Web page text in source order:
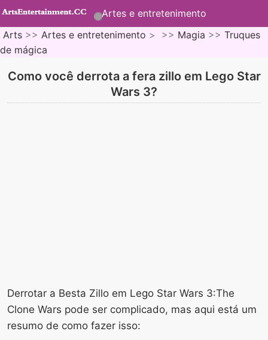
Artes e entretenimento
Arts >> Artes e entretenimento > >> Magia >> Truques
de mágica
Como você derrota a fera zillo em Lego Star
Wars 3?
Derrotar a Besta Zillo em Lego Star Wars 3:The
Clone Wars pode ser complicado, mas aqui está um
resumo de como fazer isso: